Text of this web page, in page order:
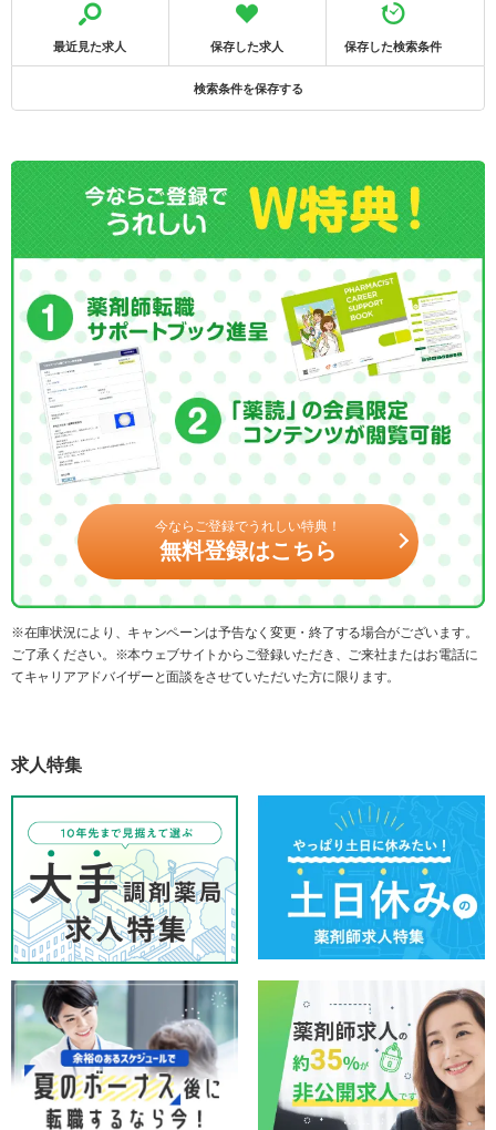
最近見た求人 保存した求人 保存した検索条件
検索条件を保存する
今ならご登録でうれしい特典！
無料登録はこちら
※在庫状況により、キャンペーンは予告なく変更・終了する場合がございます。
ご了承ください。※本ウェブサイトからご登録いただき、ご来社またはお電話に
てキャリアアドバイザーと面談をさせていただいた方に限ります。
求人特集